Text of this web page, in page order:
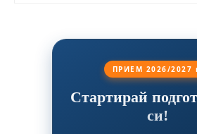
ПРИЕМ 2026/2027
Стартирай
си!